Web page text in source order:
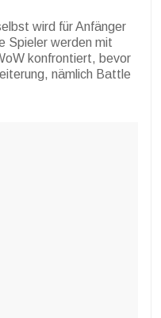
wird für Anfänger
Spieler werden mit
konfrontiert, bevor
nämlich Battle